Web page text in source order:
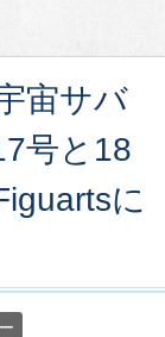
宙サバ
号と18
に